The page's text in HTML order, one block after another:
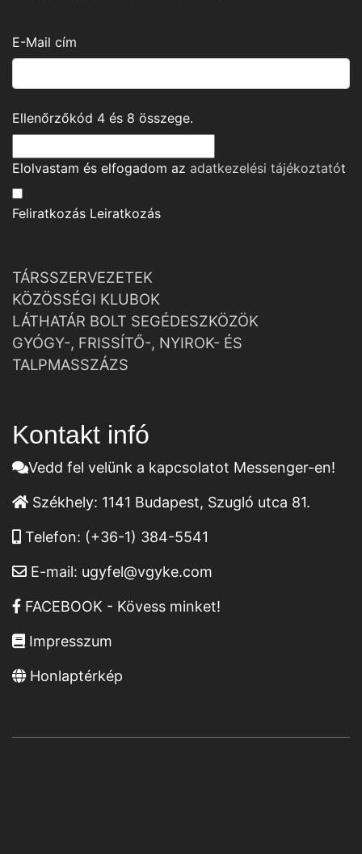
E-Mail cím
Ellenőrzőkód 4 és 8 összege.
Elolvastam és elfogadom az adatkezelési tájékoztatót
Feliratkozás Leiratkozás
TÁRSSZERVEZETEK
KÖZÖSSÉGI KLUBOK
LÁTHATÁR BOLT SEGÉDESZKÖZÖK
GYÓGY-, FRISSÍTŐ-, NYIROK- ÉS
TALPMASSZÁZS
Kontakt infó
Vedd fel velünk a kapcsolatot Messenger-en!
Székhely: 1141 Budapest, Szugló utca 81.
Telefon: (+36-1) 384-5541
E-mail: ugyfel@vgyke.com
FACEBOOK - Kövess minket!
Impresszum
Honlaptérkép